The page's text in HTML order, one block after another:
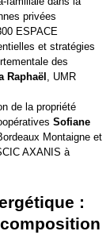
privées
ESPACE
et stratégies
des
Raphaël , UMR
de la propriété
Sofiane
Montaigne et
AXANIS à
: